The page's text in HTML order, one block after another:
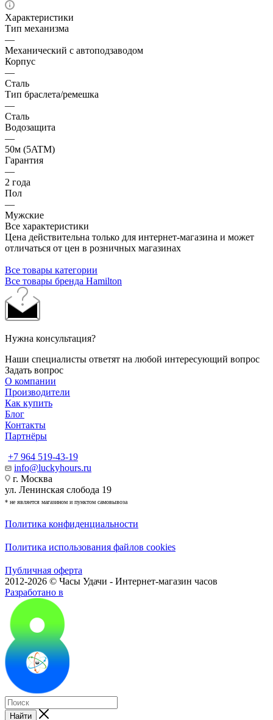
Характеристики
Тип механизма
—
Механический с автоподзаводом
Корпус
—
Сталь
Тип браслета/ремешка
—
Сталь
Водозащита
—
50м (5ATM)
Гарантия
—
2 года
Пол
—
Мужские
Все характеристики
Цена действительна только для интернет-магазина и может
отличаться от цен в розничных магазинах
Все товары категории
Все товары бренда Hamilton
Нужна консультация?
Наши специалисты ответят на любой интересующий вопрос
Задать вопрос
О компании
Производители
Как купить
Блог
Контакты
Партнёры
+7 964 519-43-19
info@luckyhours.ru
г. Москва
ул. Ленинская слобода 19
* не является магазином и пунктом самовывоза
Политика конфиденциальности
Политика использования файлов cookies
Публичная оферта
2012-2026 © Часы Удачи - Интернет-магазин часов
Разработано в
Найти